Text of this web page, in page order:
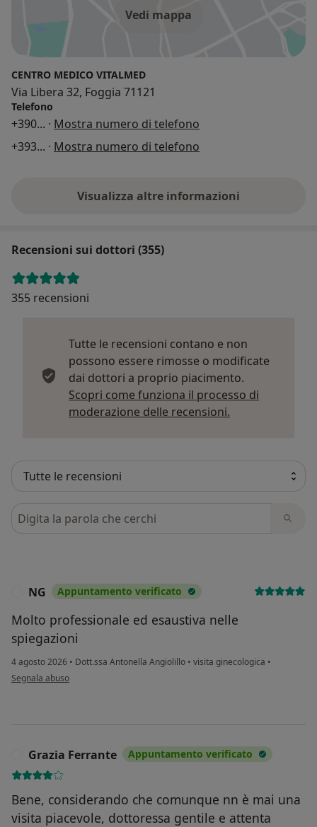
Vedi mappa
CENTRO MEDICO VITALMED
Via Libera 32, Foggia 71121
Telefono
+390... · Mostra numero di telefono
+393... · Mostra numero di telefono
Visualizza altre informazioni
Recensioni sui dottori (355)
355 recensioni
Tutte le recensioni contano e non
possono essere rimosse o modificate
dai dottori a proprio piacimento.
Scopri come funziona il processo di
moderazione delle recensioni.
Cerca nelle recensioni
NG Appuntamento verificato
Molto professionale ed esaustiva nelle
spiegazioni
4 agosto 2026 • Dott.ssa Antonella Angiolillo • visita ginecologica •
secondo l'opinione dell'utente NG
Segnala abuso
Grazia Ferrante Appuntamento verificato
Bene, considerando che comunque nn è mai una
visita piacevole, dottoressa gentile e attenta